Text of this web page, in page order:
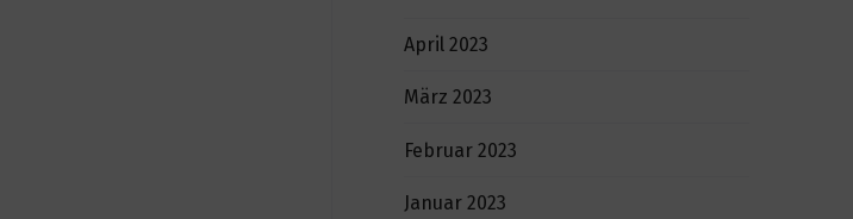
April 2023
März 2023
Februar 2023
Januar 2023